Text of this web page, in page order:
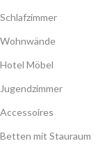
Schlafzimmer
Wohnwände
Hotel Möbel
Jugendzimmer
Accessoires
Betten mit Stauraum